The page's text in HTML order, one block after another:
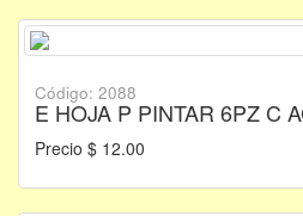
Código: 2088
E HOJA P PINTAR 6PZ C
Precio $ 12.00